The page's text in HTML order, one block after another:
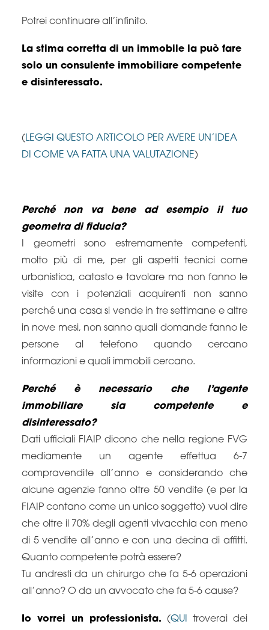
Potrei continuare all’infinito.
La stima corretta di un immobile la può fare
solo un consulente immobiliare competente
e disinteressato.
(LEGGI QUESTO ARTICOLO PER AVERE UN’IDEA
DI COME VA FATTA UNA VALUTAZIONE)
Perché non va bene ad esempio il tuo
geometra di fiducia?
I geometri sono estremamente competenti,
molto più di me, per gli aspetti tecnici come
urbanistica, catasto e tavolare ma non fanno le
visite con i potenziali acquirenti non sanno
perché una casa si vende in tre settimane e altre
in nove mesi, non sanno quali domande fanno le
persone al telefono quando cercano
informazioni e quali immobili cercano.
Perché è necessario che l’agente
immobiliare sia competente e
disinteressato?
Dati ufficiali FIAIP dicono che nella regione FVG
mediamente un agente effettua 6-7
compravendite all’anno e considerando che
alcune agenzie fanno oltre 50 vendite (e per la
FIAIP contano come un unico soggetto) vuol dire
che oltre il 70% degli agenti vivacchia con meno
di 5 vendite all’anno e con una decina di affitti.
Quanto competente potrà essere?
Tu andresti da un chirurgo che fa 5-6 operazioni
all’anno? O da un avvocato che fa 5-6 cause?
Io vorrei un professionista. (QUI troverai dei